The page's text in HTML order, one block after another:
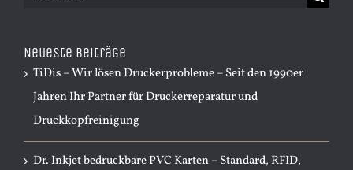
Neueste Beiträge
TiDis – Wir lösen Druckerprobleme – Seit den 1990er
Jahren Ihr Partner für Druckerreparatur und
Druckkopfreinigung
Dr. Inkjet bedruckbare PVC Karten – Standard, RFID,